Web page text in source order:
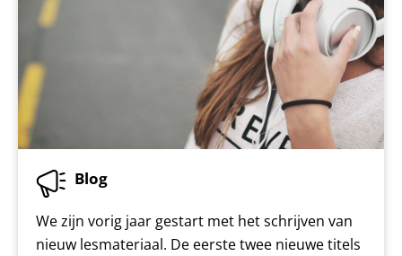
Blog
We zijn vorig jaar gestart met het schrijven van
nieuw lesmateriaal. De eerste twee nieuwe titels